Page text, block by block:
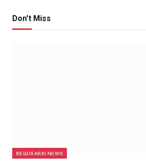
Don't Miss
BEGUSARAI NEWS